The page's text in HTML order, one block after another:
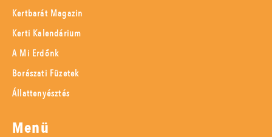
Kertbarát Magazin
Kerti Kalendárium
A Mi Erdőnk
Borászati Füzetek
Állattenyésztés
Menü